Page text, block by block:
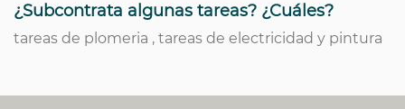
¿Subcontrata algunas tareas? ¿Cuáles?
tareas de plomeria , tareas de electricidad y pintura